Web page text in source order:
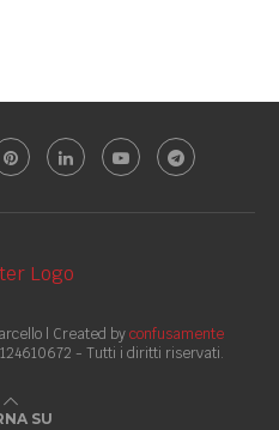
| Created byconfusamente
- Tutti i diritti riservati.
SU